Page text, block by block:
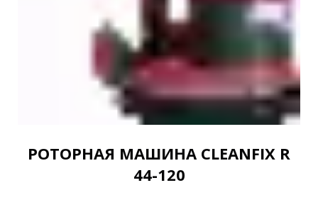
РОТОРНАЯ МАШИНА CLEANFIX R
44-120